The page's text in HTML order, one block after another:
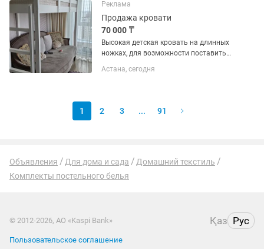
канцелярии,а так же выдвижной стол
-...
Реклама
Продажа кровати
70 000 ₸
Высокая детская кровать на длинных
ножках, для возможности поставить
Экономит место. Делали на заказ.
Астана, сегодня
1 2 3 ... 91
Объявления Для дома и сада
Домашний текстиль
Комплекты постельного белья
© 2012-2026, АО «Kaspi Bank» Қаз Рус
Пользовательское соглашение